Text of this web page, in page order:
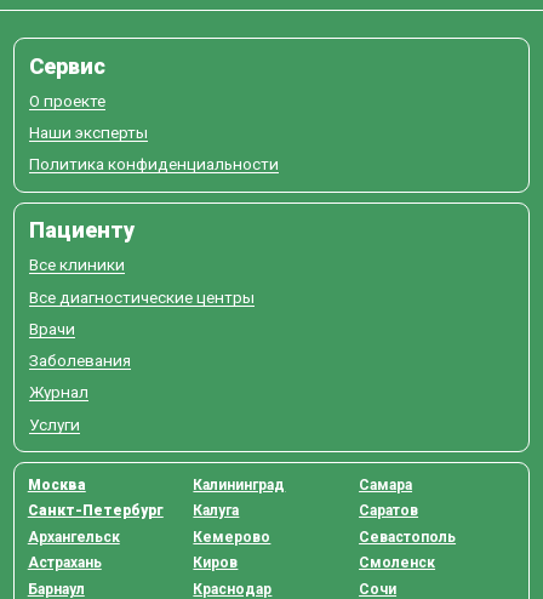
Сервис
О проекте
Наши эксперты
Политика конфиденциальности
Пациенту
Все клиники
Все диагностические центры
Врачи
Заболевания
Журнал
Услуги
Москва
Санкт-Петербург
Архангельск
Астрахань
Барнаул
Калининград
Калуга
Кемерово
Киров
Краснодар
Самара
Саратов
Севастополь
Смоленск
Сочи